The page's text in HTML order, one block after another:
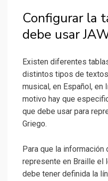
Configurar la
debe usar
Existen diferentes
distintos tipos de
musical, en Español, en
motivo hay que
que debe usar para
Griego.
Para que la información
represente en Braille el
debe tener definida la